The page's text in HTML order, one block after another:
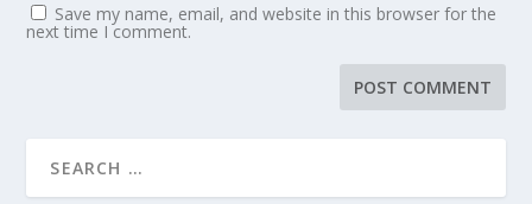
Save my name, email, and website in this browser for the
next time I comment.